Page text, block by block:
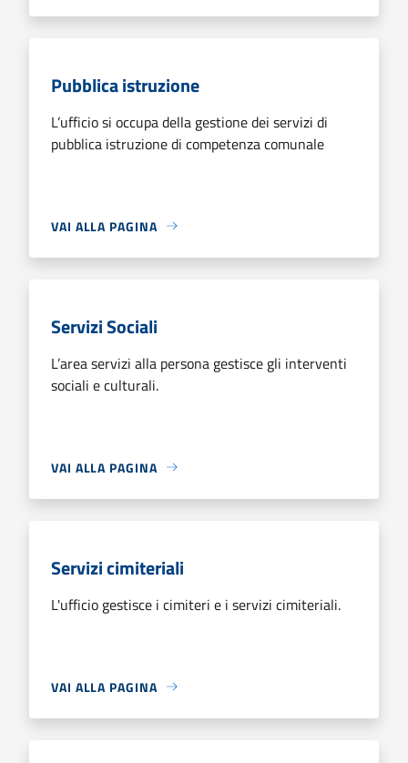
Pubblica istruzione
L’ufficio si occupa della gestione dei servizi di
pubblica istruzione di competenza comunale
VAI ALLA PAGINA
Servizi Sociali
L’area servizi alla persona gestisce gli interventi
sociali e culturali.
VAI ALLA PAGINA
Servizi cimiteriali
L'ufficio gestisce i cimiteri e i servizi cimiteriali.
VAI ALLA PAGINA